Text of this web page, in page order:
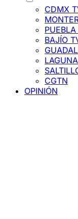
CDMX
BAJÍO
CGTN
OPINIÓN